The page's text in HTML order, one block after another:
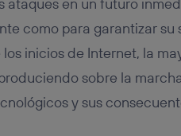
como para garantizar su
inicios de Internet, la
sobre la
y sus